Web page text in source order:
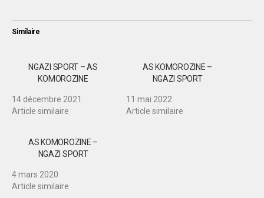
Similaire
NGAZI SPORT – AS
KOMOROZINE
14 décembre 2021
Article similaire
AS KOMOROZINE –
NGAZI SPORT
11 mai 2022
Article similaire
AS KOMOROZINE –
NGAZI SPORT
4 mars 2020
Article similaire